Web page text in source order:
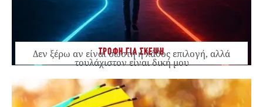
ΤΡΟΦΗ ΓΙΑ ΣΚΕΨΗ
Δεν ξέρω αν είναι σωστή ή λάθος επιλογή, αλλά
τουλάχιστον είναι δική μου